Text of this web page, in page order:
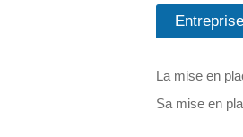
La mise en
Sa mise en